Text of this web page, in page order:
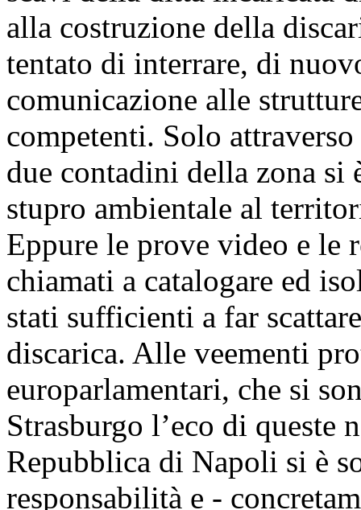
alla costruzione della
tentato di interrare, di
comunicazione alle
competenti. Solo
due contadini della zona si
stupro ambientale al
Eppure le prove video e le
chiamati a catalogare ed
stati sufficienti a far
discarica. Alle veementi
europarlamentari, che si
Strasburgo l’eco di queste
Repubblica di Napoli si è
responsabilità e -